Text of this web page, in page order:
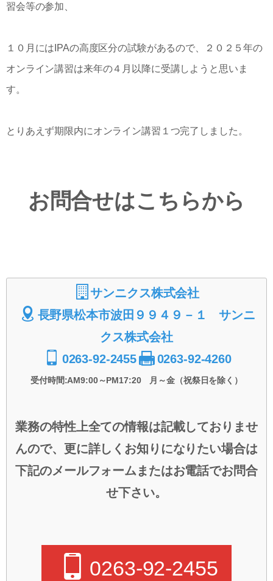
習会等の参加、
１０月にはIPAの高度区分の試験があるので、２０２５年の
オンライン講習は来年の４月以降に受講しようと思いま
す。
とりあえず期限内にオンライン講習１つ完了しました。
お問合せはこちらから
サンニクス株式会社
長野県松本市波田９９４９－１ サンニ
クス株式会社
0263-92-2455
0263-92-4260
受付時間:AM9:00～PM17:20 月～金（祝祭日を除く）
業務の特性上全ての情報は記載しておりませ
んので、更に詳しくお知りになりたい場合は
下記のメールフォームまたはお電話でお問合
せ下さい。
0263-92-2455